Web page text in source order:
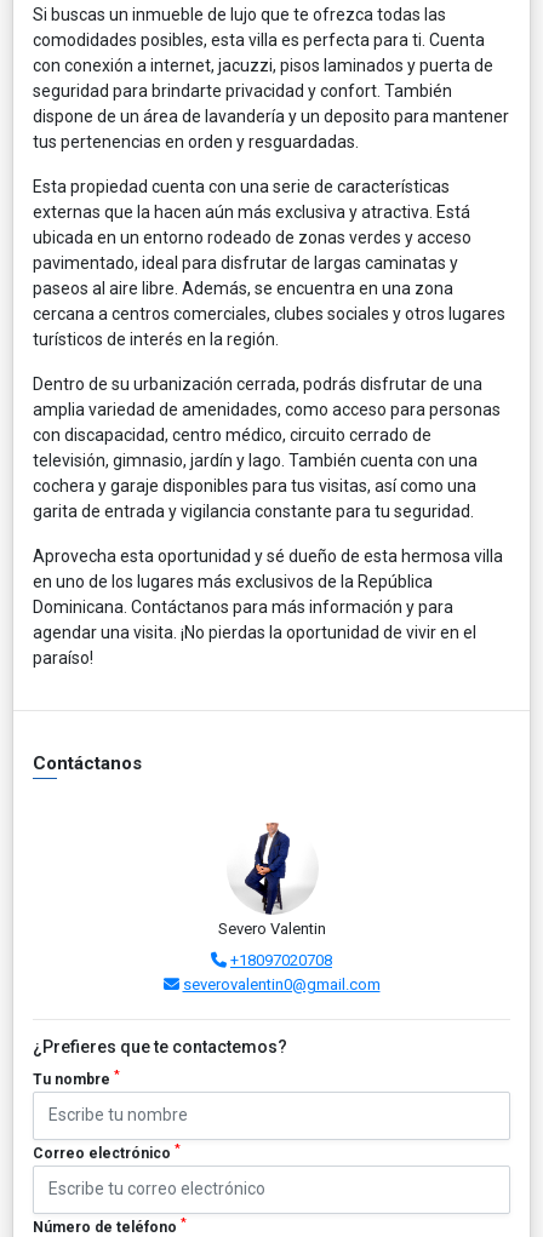
Si buscas un inmueble de lujo que te ofrezca todas las
comodidades posibles, esta villa es perfecta para ti. Cuenta
con conexión a internet, jacuzzi, pisos laminados y puerta de
seguridad para brindarte privacidad y confort. También
dispone de un área de lavandería y un deposito para mantener
tus pertenencias en orden y resguardadas.
Esta propiedad cuenta con una serie de características
externas que la hacen aún más exclusiva y atractiva. Está
ubicada en un entorno rodeado de zonas verdes y acceso
pavimentado, ideal para disfrutar de largas caminatas y
paseos al aire libre. Además, se encuentra en una zona
cercana a centros comerciales, clubes sociales y otros lugares
turísticos de interés en la región.
Dentro de su urbanización cerrada, podrás disfrutar de una
amplia variedad de amenidades, como acceso para personas
con discapacidad, centro médico, circuito cerrado de
televisión, gimnasio, jardín y lago. También cuenta con una
cochera y garaje disponibles para tus visitas, así como una
garita de entrada y vigilancia constante para tu seguridad.
Aprovecha esta oportunidad y sé dueño de esta hermosa villa
en uno de los lugares más exclusivos de la República
Dominicana. Contáctanos para más información y para
agendar una visita. ¡No pierdas la oportunidad de vivir en el
paraíso!
Contáctanos
Severo Valentin
+18097020708
severovalentin0@gmail.com
¿Prefieres que te contactemos?
Tu nombre *
Correo electrónico *
Número de teléfono *